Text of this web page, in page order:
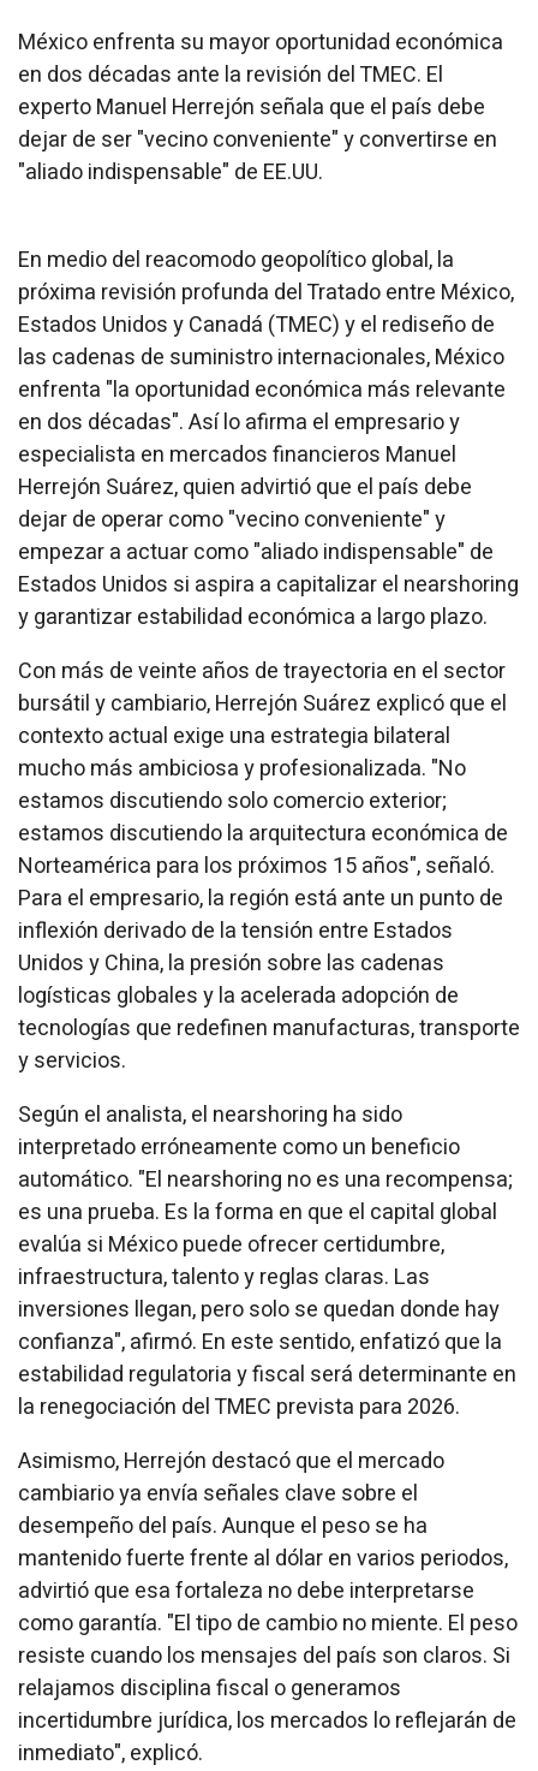
México enfrenta su mayor oportunidad económica
en dos décadas ante la revisión del TMEC. El
experto Manuel Herrejón señala que el país debe
dejar de ser "vecino conveniente" y convertirse en
"aliado indispensable" de EE.UU.
En medio del reacomodo geopolítico global, la
próxima revisión profunda del Tratado entre México,
Estados Unidos y Canadá (TMEC) y el rediseño de
las cadenas de suministro internacionales, México
enfrenta "la oportunidad económica más relevante
en dos décadas". Así lo afirma el empresario y
especialista en mercados financieros Manuel
Herrejón Suárez, quien advirtió que el país debe
dejar de operar como "vecino conveniente" y
empezar a actuar como "aliado indispensable" de
Estados Unidos si aspira a capitalizar el nearshoring
y garantizar estabilidad económica a largo plazo.
Con más de veinte años de trayectoria en el sector
bursátil y cambiario, Herrejón Suárez explicó que el
contexto actual exige una estrategia bilateral
mucho más ambiciosa y profesionalizada. "No
estamos discutiendo solo comercio exterior;
estamos discutiendo la arquitectura económica de
Norteamérica para los próximos 15 años", señaló.
Para el empresario, la región está ante un punto de
inflexión derivado de la tensión entre Estados
Unidos y China, la presión sobre las cadenas
logísticas globales y la acelerada adopción de
tecnologías que redefinen manufacturas, transporte
y servicios.
Según el analista, el nearshoring ha sido
interpretado erróneamente como un beneficio
automático. "El nearshoring no es una recompensa;
es una prueba. Es la forma en que el capital global
evalúa si México puede ofrecer certidumbre,
infraestructura, talento y reglas claras. Las
inversiones llegan, pero solo se quedan donde hay
confianza", afirmó. En este sentido, enfatizó que la
estabilidad regulatoria y fiscal será determinante en
la renegociación del TMEC prevista para 2026.
Asimismo, Herrejón destacó que el mercado
cambiario ya envía señales clave sobre el
desempeño del país. Aunque el peso se ha
mantenido fuerte frente al dólar en varios periodos,
advirtió que esa fortaleza no debe interpretarse
como garantía. "El tipo de cambio no miente. El peso
resiste cuando los mensajes del país son claros. Si
relajamos disciplina fiscal o generamos
incertidumbre jurídica, los mercados lo reflejarán de
inmediato", explicó.